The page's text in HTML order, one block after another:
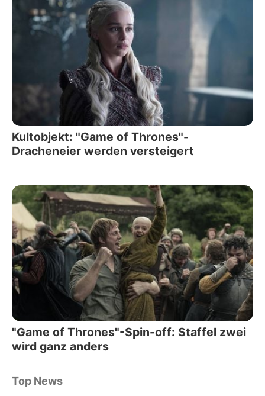
Kultobjekt: "Game of Thrones"-
Dracheneier werden versteigert
"Game of Thrones"-Spin-off: Staffel zwei
wird ganz anders
Top News